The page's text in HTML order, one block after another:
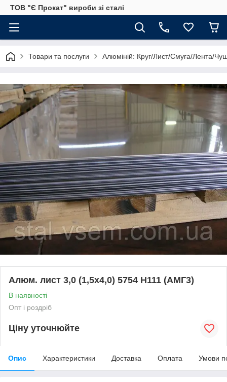
ТОВ "Є Прокат" вироби зі сталі
Товари та послуги Алюміній: Круг/Лист/Смуга/Лента/
Алюм. лист 3,0 (1,5х4,0) 5754 Н111 (АМГ3)
В наявності
Опт і роздріб
Ціну уточнюйте
Опис Характеристики Доставка Оплата Умови